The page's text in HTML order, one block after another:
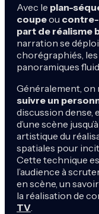
Avec le plan-
coupeou
part de réalisme
narration se
chorégraphiés, les
panoramiques
Généralement, on
suivre un
discussion dense,
d’une scène
artistique du
spatiales pour
Cette technique
l’audience à
en scène, un
la réalisation de
TV